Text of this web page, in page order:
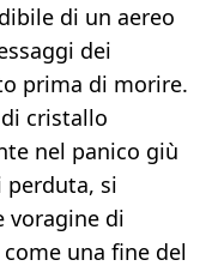
di un aereo
dei
prima di morire.
cristallo
nel panico giù
perduta, si
voragine di
una fine del